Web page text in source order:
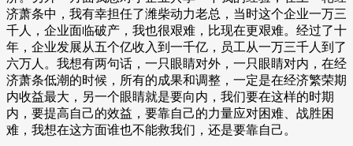
济萧条中，我有幸担任了潍柴动力老总，当时这个企业一万三
千人，企业面临破产，我也很艰难，比现在更艰难。经过了十
年，企业发展从五个亿收入到一千亿，员工从一万三千人到了
六万人。我想有两句话，一只眼睛对外，一只眼睛对内，在经
济萧条低潮的时候，所有的成果和调整，一定是在经济繁荣期
内收益最大，另一个眼睛就是要向内，我们要在这样的时期
内，要提高自己的效益，要靠自己的力量应对困难、战胜困
难，我想在这方面谁也不能救我们，还是要靠自己。